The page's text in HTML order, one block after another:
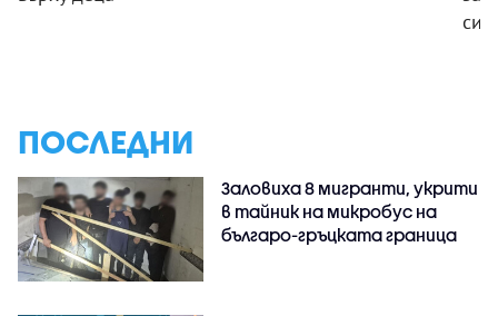
си
ПОСЛЕДНИ
Заловиха 8 мигранти, укрити
в тайник на микробус на
българо-гръцката граница